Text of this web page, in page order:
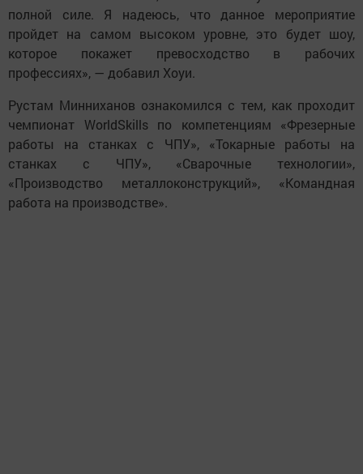
полной силе. Я надеюсь, что данное мероприятие
пройдет на самом высоком уровне, это будет шоу,
которое покажет превосходство в рабочих
профессиях», — добавил Хоуи.
Рустам Минниханов ознакомился с тем, как проходит
чемпионат WorldSkills по компетенциям «Фрезерные
работы на станках с ЧПУ», «Токарные работы на
станках с ЧПУ», «Сварочные технологии»,
«Производство металлоконструкций», «Командная
работа на производстве».